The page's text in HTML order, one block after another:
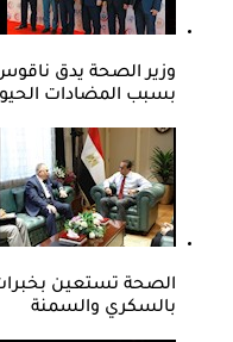
بسبب المضادات
الصحة تستعين
بالسكري والسمنة